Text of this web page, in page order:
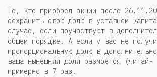
Те, кто приобрел акции после
сохранить свою долю в уставном
случае, если поучаствуют в
общем порядке. А если у вас не
пропорциональную долю в
ваша нынешняя доля размоется (читай-
примерно в 7 раз.